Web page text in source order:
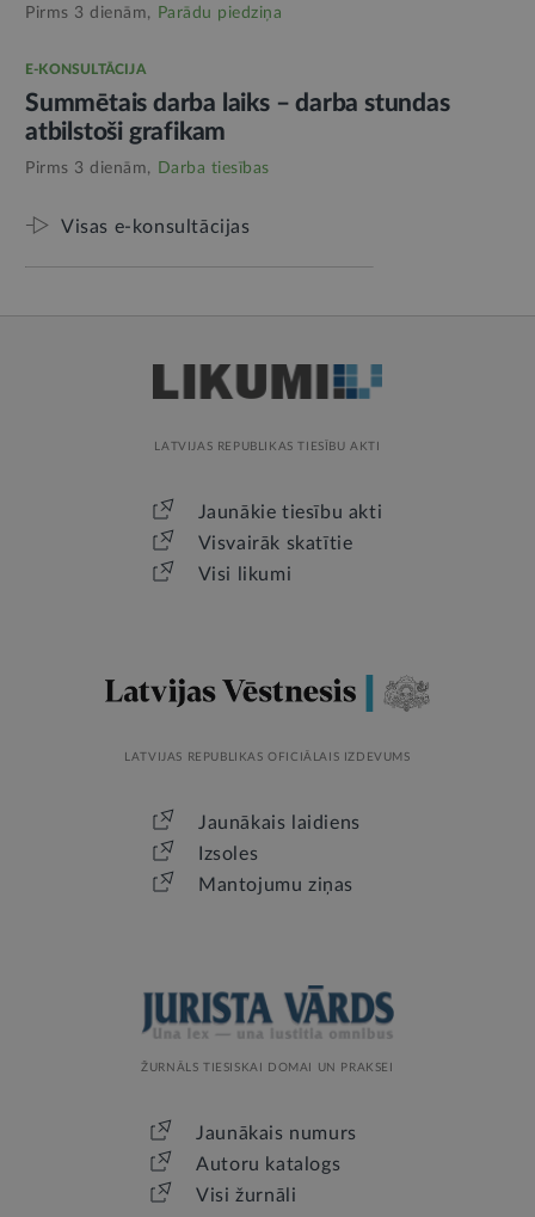
Pirms 3 dienām, Parādu piedziņa
E-KONSULTĀCIJA
Summētais darba laiks – darba stundas
atbilstoši grafikam
Pirms 3 dienām, Darba tiesības
Visas e-konsultācijas
LATVIJAS REPUBLIKAS TIESĪBU AKTI
Jaunākie tiesību akti
Visvairāk skatītie
Visi likumi
LATVIJAS REPUBLIKAS OFICIĀLAIS IZDEVUMS
Jaunākais laidiens
Izsoles
Mantojumu ziņas
ŽURNĀLS TIESISKAI DOMAI UN PRAKSEI
Jaunākais numurs
Autoru katalogs
Visi žurnāli